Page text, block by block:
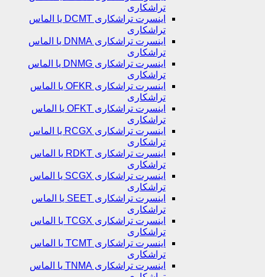
اینسرت تراشکاری DCMT یا الماس
اینسرت تراشکاری DNMA یا الماس
اینسرت تراشکاری DNMG یا الماس
اینسرت تراشکاری OFKR یا الماس
اینسرت تراشکاری OFKT یا الماس
اینسرت تراشکاری RCGX یا الماس
اینسرت تراشکاری RDKT یا الماس
اینسرت تراشکاری SCGX یا الماس
اینسرت تراشکاری SEET یا الماس
اینسرت تراشکاری TCGX یا الماس
اینسرت تراشکاری TCMT یا الماس
اینسرت تراشکاری TNMA یا الماس